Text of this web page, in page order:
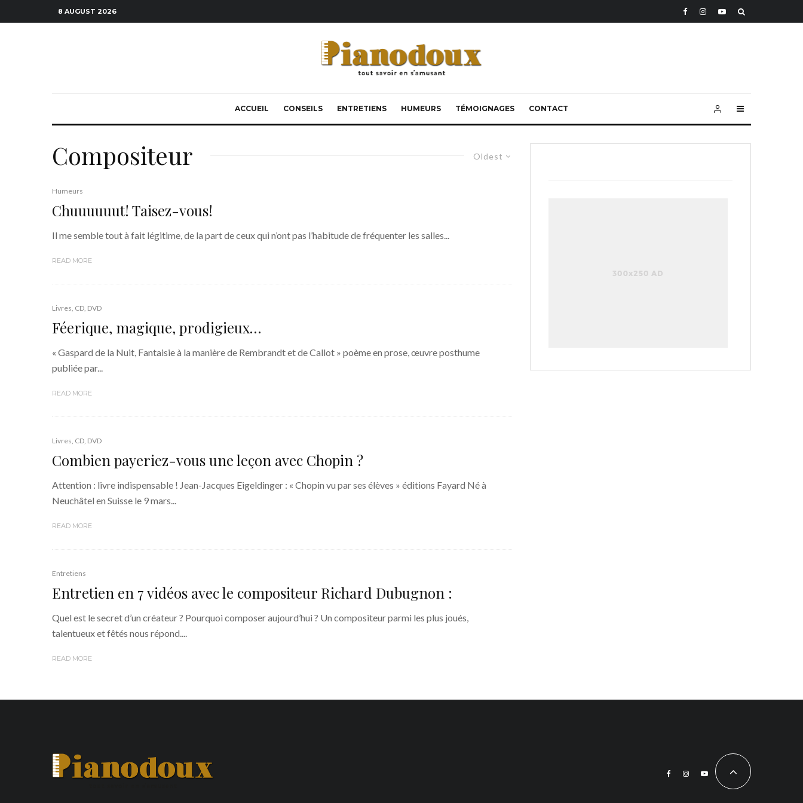
8 AUGUST 2026
ACCUEIL CONSEILS ENTRETIENS HUMEURS TÉMOIGNAGES CONTACT
Oldest
Compositeur
Humeurs
Chuuuuuut! Taisez-vous!
Il me semble tout à fait légitime, de la part de ceux qui n’ont pas l’habitude de fréquenter les salles...
READ MORE
Livres, CD, DVD
Féerique, magique, prodigieux…
« Gaspard de la Nuit, Fantaisie à la manière de Rembrandt et de Callot » poème en prose, œuvre posthume
publiée par...
READ MORE
Livres, CD, DVD
Combien payeriez-vous une leçon avec Chopin ?
Attention : livre indispensable ! Jean-Jacques Eigeldinger : « Chopin vu par ses élèves » éditions Fayard Né à
Neuchâtel en Suisse le 9 mars...
READ MORE
Entretiens
Entretien en 7 vidéos avec le compositeur Richard Dubugnon :
Quel est le secret d’un créateur ? Pourquoi composer aujourd’hui ? Un compositeur parmi les plus joués,
talentueux et fêtés nous répond....
READ MORE